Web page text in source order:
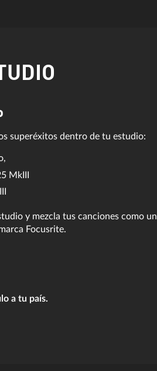
superéxitos dentro de tu estudio:
MkIII
y mezcla tus canciones como
Focusrite.
a tu país.